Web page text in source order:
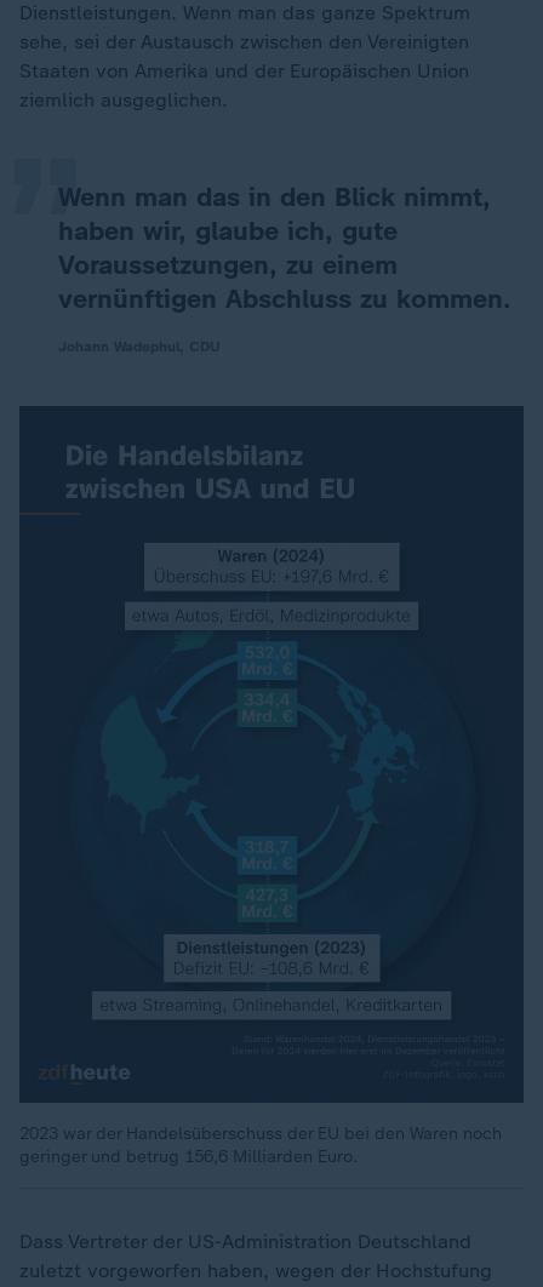
Dienstleistungen. Wenn man das ganze Spektrum
sehe, sei der Austausch zwischen den Vereinigten
Staaten von Amerika und der Europäischen Union
ziemlich ausgeglichen.
Wenn man das in den Blick nimmt,
haben wir, glaube ich, gute
Voraussetzungen, zu einem
vernünftigen Abschluss zu kommen.
„
2023 war der Handelsüberschuss der EU bei den Waren noch
geringer und betrug 156,6 Milliarden Euro.
Dass Vertreter der US-Administration Deutschland
zuletzt vorgeworfen haben, wegen der Hochstufung